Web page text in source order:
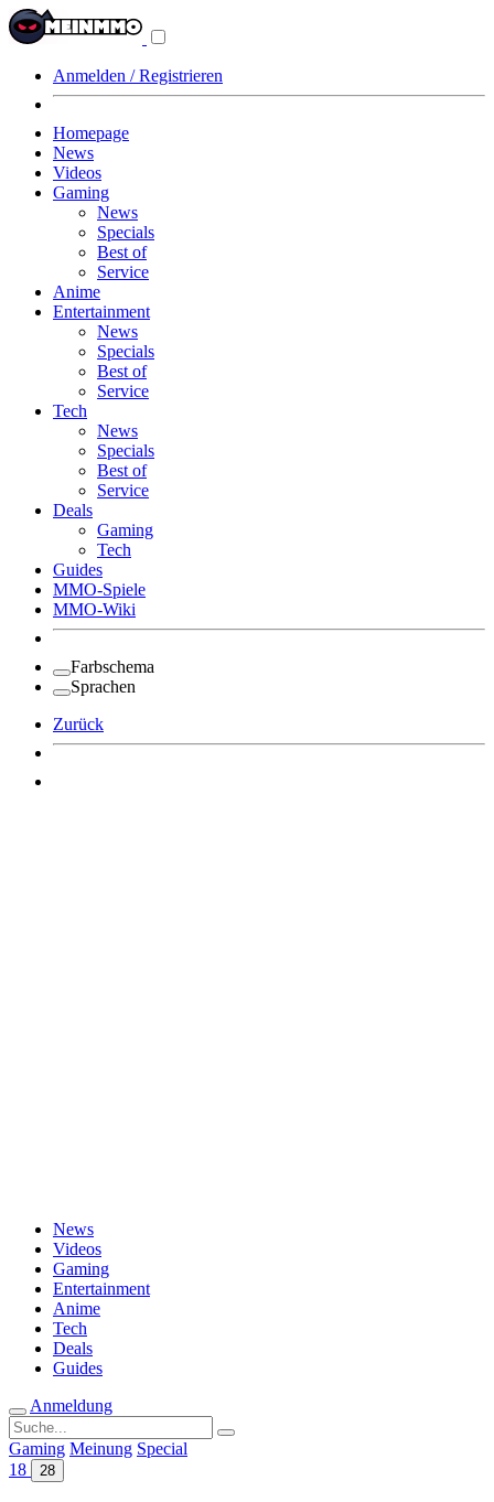
Anmelden / Registrieren
Homepage
News
Videos
Gaming
News
Specials
Best of
Service
Anime
Entertainment
News
Specials
Best of
Service
Tech
News
Specials
Best of
Service
Deals
Gaming
Tech
Guides
MMO-Spiele
MMO-Wiki
Farbschema
Sprachen
Zurück
News
Videos
Gaming
Entertainment
Anime
Tech
Deals
Guides
Anmeldung
Suche
nach:
Gaming Meinung Special
18
28